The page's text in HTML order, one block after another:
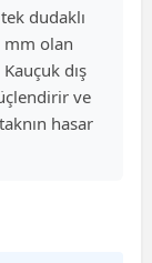
dudaklı
mm olan
dış
ve
hasar